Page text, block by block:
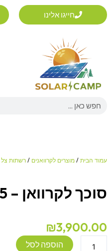
דילוג
לתוכן
חייגו אלינו
Search
עמוד הבית / מוצרים לקרוואנים / רשתות צל
סוכך לקרוואן – FIAMMA – 3X2.5
₪3,900.00
הוספה לסל